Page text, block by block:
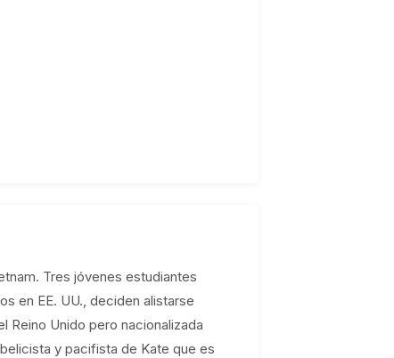
Tres jóvenes estudiantes
en EE. UU., deciden alistarse
Reino Unido pero nacionalizada
y pacifista de Kate que es